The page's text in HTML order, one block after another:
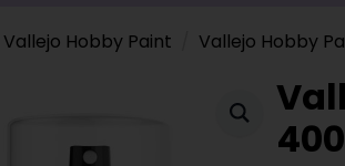
Vallejo Hobby Paint Vallejo Hobby